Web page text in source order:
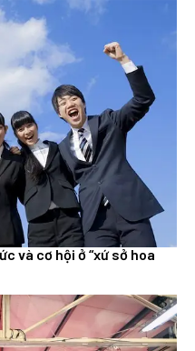
và cơ hội ở “xứ sở hoa